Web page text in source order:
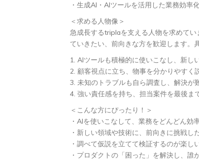
・生成AI・AIツールを活用した業務効率
＜求める人物像＞
急成長するtriplaを支える人物を求めて
ていきたい、前向きな方を歓迎します。
1. AIツールも積極的に使いこなし、新し
2. 顧客視点に立ち、物事を分かりやすく
3. 未知のトラブルも自ら調査し、解決が
4. 強い責任感を持ち、担当案件を最後ま
＜こんな方にぴったり！＞
・AIを使いこなして、業務をどんどん効
・新しい領域や技術に、前向きに挑戦し
・調べて仮説を立てて検証するのが楽し
・プロダクトの「困った」を解決し、